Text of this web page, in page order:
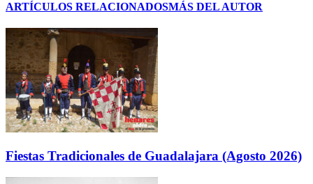
ARTÍCULOS RELACIONADOSMÁS DEL AUTOR
Fiestas Tradicionales de Guadalajara (Agosto 2026)